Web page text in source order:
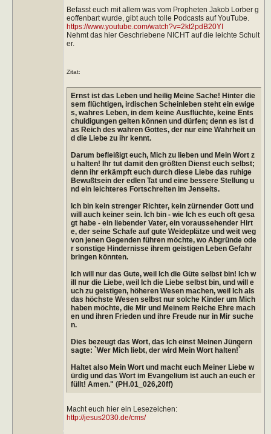
Befasst euch mit allem was vom Propheten Jakob Lorber g
eoffenbart wurde, gibt auch tolle Podcasts auf YouTube.
https://www.youtube.com/watch?v=2kt2pdB20YI
Nehmt das hier Geschriebene NICHT auf die leichte Schult
er.
Zitat:
Ernst ist das Leben und heilig Meine Sache! Hinter die
sem flüchtigen, irdischen Scheinleben steht ein ewige
s, wahres Leben, in dem keine Ausflüchte, keine Ents
chuldigungen gelten können und dürfen; denn es ist d
as Reich des wahren Gottes, der nur eine Wahrheit un
d die Liebe zu ihr kennt.
Darum befleißigt euch, Mich zu lieben und Mein Wort z
u halten! Ihr tut damit den größten Dienst euch selbst;
denn ihr erkämpft euch durch diese Liebe das ruhige
Bewußtsein der edlen Tat und eine bessere Stellung u
nd ein leichteres Fortschreiten im Jenseits.
Ich bin kein strenger Richter, kein zürnender Gott und
will auch keiner sein. Ich bin - wie Ich es euch oft gesa
gt habe - ein liebender Vater, ein voraussehender Hirt
e, der seine Schafe auf gute Weideplätze und weit weg
von jenen Gegenden führen möchte, wo Abgründe ode
r sonstige Hindernisse ihrem geistigen Leben Gefahr
bringen könnten.
Ich will nur das Gute, weil Ich die Güte selbst bin! Ich w
ill nur die Liebe, weil Ich die Liebe selbst bin, und will e
uch zu geistigen, höheren Wesen machen, weil Ich als
das höchste Wesen selbst nur solche Kinder um Mich
haben möchte, die Mir und Meinem Reiche Ehre mach
en und ihren Frieden und ihre Freude nur in Mir suche
n.
Dies bezeugt das Wort, das Ich einst Meinen Jüngern
sagte: `Wer Mich liebt, der wird Mein Wort halten!`
Haltet also Mein Wort und macht euch Meiner Liebe w
ürdig und das Wort im Evangelium ist auch an euch er
füllt! Amen." (PH.01_026,20ff)
Macht euch hier ein Lesezeichen:
http://jesus2030.de/cms/